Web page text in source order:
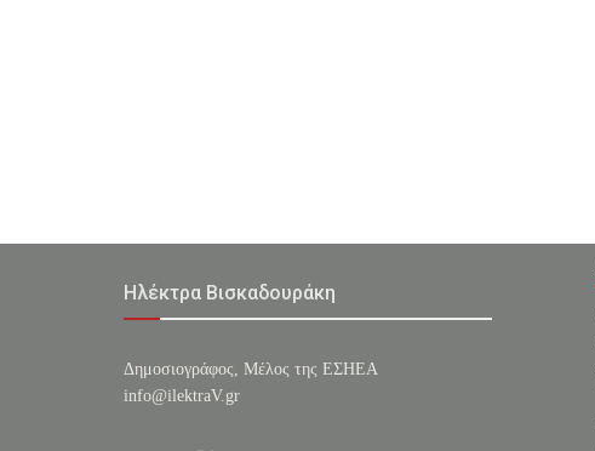
Ηλέκτρα Βισκαδουράκη
Δημοσιογράφος, Μέλος της ΕΣHΕΑ
info@ilektraV.gr